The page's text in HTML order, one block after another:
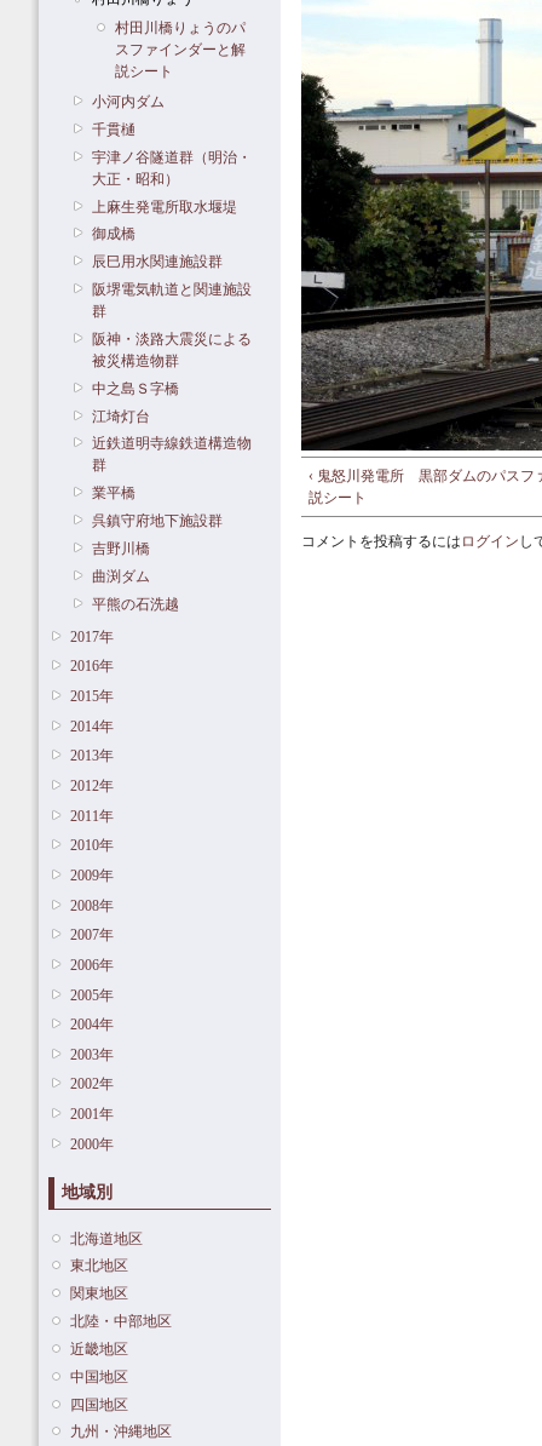
村田川橋りょうのパ
スファインダーと解
説シート
小河内ダム
千貫樋
宇津ノ谷隧道群（明治・
大正・昭和）
上麻生発電所取水堰堤
御成橋
辰巳用水関連施設群
阪堺電気軌道と関連施設
群
阪神・淡路大震災による
被災構造物群
中之島Ｓ字橋
江埼灯台
近鉄道明寺線鉄道構造物
群
業平橋
呉鎮守府地下施設群
吉野川橋
曲渕ダム
平熊の石洗越
2017年
2016年
2015年
2014年
2013年
2012年
2011年
2010年
2009年
2008年
2007年
2006年
2005年
2004年
2003年
2002年
2001年
2000年
地域別
北海道地区
東北地区
関東地区
北陸・中部地区
近畿地区
中国地区
四国地区
九州・沖縄地区
‹ 鬼怒川発電所 黒部ダムのパスフ
説シート
コメントを投稿するには ログイン し